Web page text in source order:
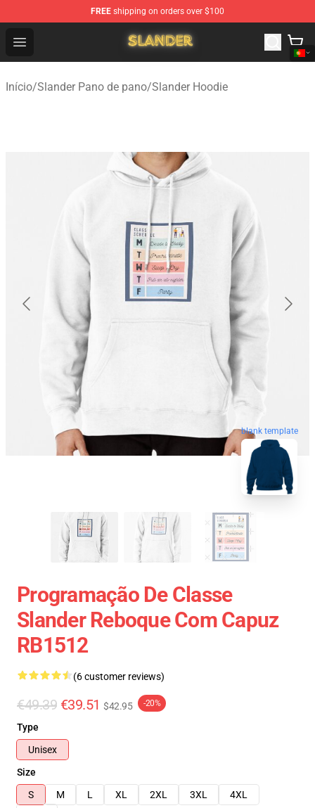
FREE shipping on orders over $100
Open menu
Slander Shop - Official Slander Merchandise Store
Início/Slander Pano de pano/Slander Hoodie
blank template
Programação De Classe
Slander Reboque Com Capuz
RB1512
(6 customer reviews)
€49.39 €39.51 $42.95 -20%
Type
Unisex
Size
S
M L XL 2XL 3XL
4XL